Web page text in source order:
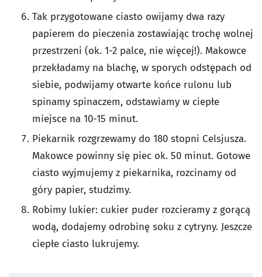
Tak przygotowane ciasto owijamy dwa razy
papierem do pieczenia zostawiając trochę wolnej
przestrzeni (ok. 1-2 palce, nie więcej!). Makowce
przekładamy na blachę, w sporych odstępach od
siebie, podwijamy otwarte końce rulonu lub
spinamy spinaczem, odstawiamy w ciepłe
miejsce na 10-15 minut.
Piekarnik rozgrzewamy do 180 stopni Celsjusza.
Makowce powinny się piec ok. 50 minut. Gotowe
ciasto wyjmujemy z piekarnika, rozcinamy od
góry papier, studzimy.
Robimy lukier: cukier puder rozcieramy z gorącą
wodą, dodajemy odrobinę soku z cytryny. Jeszcze
ciepłe ciasto lukrujemy.